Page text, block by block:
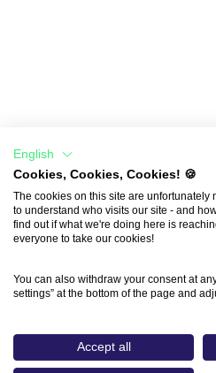
English
Cookies, Cookies, Cookies! 🍪
The cookies on this site are unfortunately
to understand who visits our site - and
find out if what we're doing here is
everyone to take our cookies!
You can also withdraw your consent at
settings” at the bottom of the page and
Accept all